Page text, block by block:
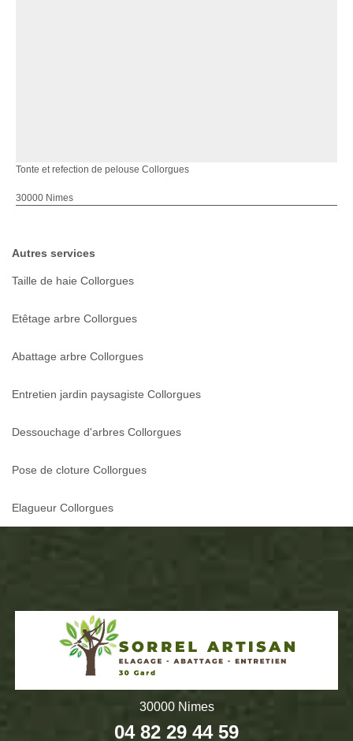
Tonte et refection de pelouse Collorgues
30000 Nimes
Autres services
Taille de haie Collorgues
Etêtage arbre Collorgues
Abattage arbre Collorgues
Entretien jardin paysagiste Collorgues
Dessouchage d'arbres Collorgues
Pose de cloture Collorgues
Elagueur Collorgues
30000 Nimes
04 82 29 44 59